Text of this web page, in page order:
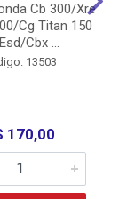
Cb 300/Xre
Cg Titan 150
Cbx ...
13503
170,00